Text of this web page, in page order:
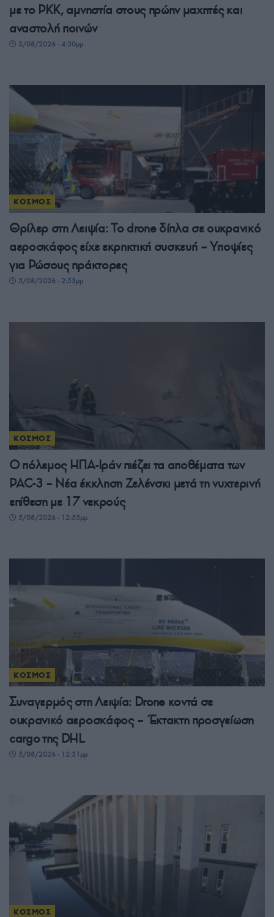
με το PKK, αμνηστία στους πρώην μαχητές και
αναστολή ποινών
5/08/2026 - 4:30μμ
ΚΟΣΜΟΣ
Θρίλερ στη Λειψία: Το drone δίπλα σε ουκρανικό
αεροσκάφος είχε εκρηκτική συσκευή – Υποψίες
για Ρώσους πράκτορες
5/08/2026 - 2:53μμ
ΚΟΣΜΟΣ
Ο πόλεμος ΗΠΑ-Ιράν πιέζει τα αποθέματα των
PAC-3 – Νέα έκκληση Ζελένσκι μετά τη νυχτερινή
επίθεση με 17 νεκρούς
5/08/2026 - 12:55μμ
ΚΟΣΜΟΣ
Συναγερμός στη Λειψία: Drone κοντά σε
ουκρανικό αεροσκάφος – Έκτακτη προσγείωση
cargo της DHL
5/08/2026 - 12:31μμ
ΚΟΣΜΟΣ